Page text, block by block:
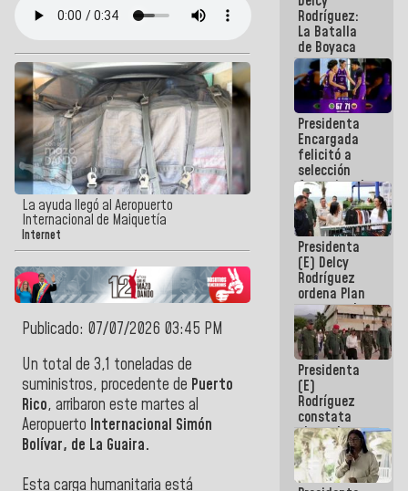
La ayuda llegó al Aeropuerto
Internacional de Maiquetía
Internet
Publicado: 07/07/2026 03:45 PM
Un total de 3,1 toneladas de
suministros, procedente de Puerto
Rico, arribaron este martes al
Aeropuerto Internacional Simón
Bolívar, de La Guaira.
Esta carga humanitaria está
Rodríguez:
La Batalla
de Boyaca
representa
un capítulo
decisivo en
la gesta
emancipadora
de nuestra
América
Presidenta
Encargada
felicitó a
selección
femenina de
baloncesto
por su
clasificación
a la
AmeriCup
2027
Presidenta
(E) Delcy
Rodríguez
ordena Plan
maestro de
desarrollo
logístico y
turístico
para La
Guaira
Presidenta
(E)
Rodríguez
constata
obras de
rehabilitación
de Escuela
Militar de